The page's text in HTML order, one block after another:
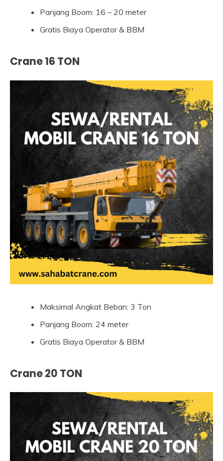
Panjang Boom: 16 – 20 meter
Gratis Biaya Operator & BBM
Crane 16 TON
Maksimal Angkat Beban: 3 Ton
Panjang Boom: 24 meter
Gratis Biaya Operator & BBM
Crane 20 TON